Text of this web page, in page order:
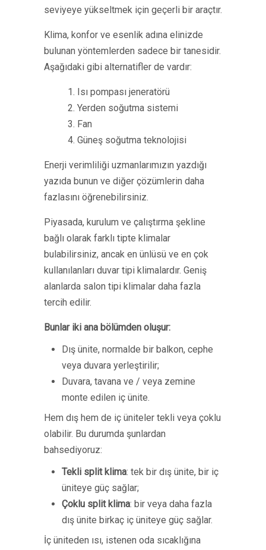
seviyeye yükseltmek için geçerli bir araçtır.
Klima, konfor ve esenlik adına elinizde
bulunan yöntemlerden sadece bir tanesidir.
Aşağıdaki gibi alternatifler de vardır:
1. Isı pompası jeneratörü
2. Yerden soğutma sistemi
3. Fan
4. Güneş soğutma teknolojisi
Enerji verimliliği uzmanlarımızın yazdığı
yazıda bunun ve diğer çözümlerin daha
fazlasını öğrenebilirsiniz.
Piyasada, kurulum ve çalıştırma şekline
bağlı olarak farklı tipte klimalar
bulabilirsiniz, ancak en ünlüsü ve en çok
kullanılanları duvar tipi klimalardır. Geniş
alanlarda salon tipi klimalar daha fazla
tercih edilir.
Bunlar iki ana bölümden oluşur:
Dış ünite, normalde bir balkon, cephe
veya duvara yerleştirilir;
Duvara, tavana ve / veya zemine
monte edilen iç ünite.
Hem dış hem de iç üniteler tekli veya çoklu
olabilir. Bu durumda şunlardan
bahsediyoruz:
Tekli split klima: tek bir dış ünite, bir iç
üniteye güç sağlar;
Çoklu split klima: bir veya daha fazla
dış ünite birkaç iç üniteye güç sağlar.
İç üniteden ısı, istenen oda sıcaklığına